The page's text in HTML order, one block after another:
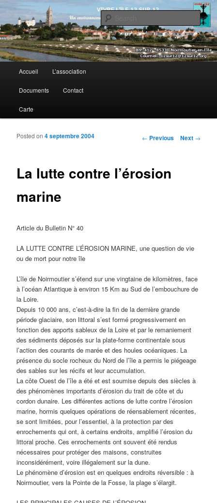
Vivre l’île 12 sur 12
Skip to primary content
Skip to secondary content
Accueil L’association
Documents Contact
Carte
Post navigation
← Previous Next →
La lutte contre l’érosion
marine
Posted on4 septembre 2004
Article du Bulletin N° 40
LA LUTTE CONTRE L’ÉROSION MARINE, une question de vie
ou de mort pour notre île
L’île de Noirmoutier s’étend sur une vingtaine de kilomètres, face
à l’océan Atlantique à environ 15 Km au Sud de l’embouchure de
la Loire.
Depuis 10 000 ans, c’est-à-dire la fin de la dernière grande
période glaciaire, son littoral s’est formé progressivement en
fonction des apports sableux de la Loire et par le remaniement
des sédiments déposés sur la plate-forme continentale sous
l’action des courants de marée et des houles océaniques. La
présence du socle rocheux du Nord de l’île a permis le piégeage
des sables sur les récifs et leur accumulation.
La côte Ouest de l’île a été et est soumise depuis des siècles à
des phénomènes importants d’érosion du trait de côte et du
cordon dunaire. Les différentes actions de lutte contre l’érosion
marine, hormis quelques opérations de réensablement récentes,
se sont limitées, pour l’essentiel, à la protection par des
enrochements qui ont, à certains endroits, amplifié l’érosion du
littoral proche. Ces enrochements ont souvent été rendus
nécessaires pour protéger des maisons, construites
inconsidérément, voire illégalement sur la dune.
Le phénomène d’érosion est en quelques endroits réversible : à
Noirmoutier, vers la Pointe de la Fosse, la plage s’élargit.